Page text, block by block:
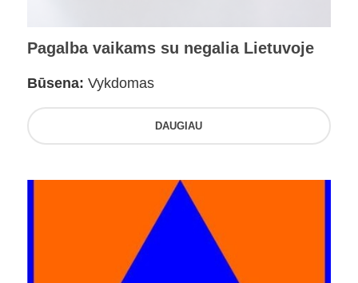
Pagalba vaikams su negalia Lietuvoje
Būsena: Vykdomas
DAUGIAU